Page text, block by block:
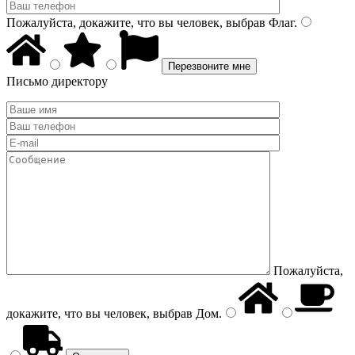
Пожалуйста, докажите, что вы человек, выбрав Флаг.
Письмо директору
Пожалуйста,
докажите, что вы человек, выбрав Дом.